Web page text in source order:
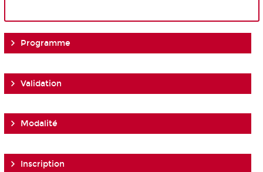
Programme
Validation
Modalité
Inscription